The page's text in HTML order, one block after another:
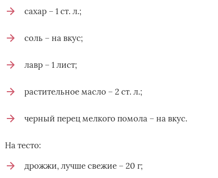
сахар – 1 ст. л.;
соль – на вкус;
лавр – 1 лист;
растительное масло – 2 ст. л.;
черный перец мелкого помола – на вкус.
На тесто:
дрожжи, лучше свежие – 20 г;